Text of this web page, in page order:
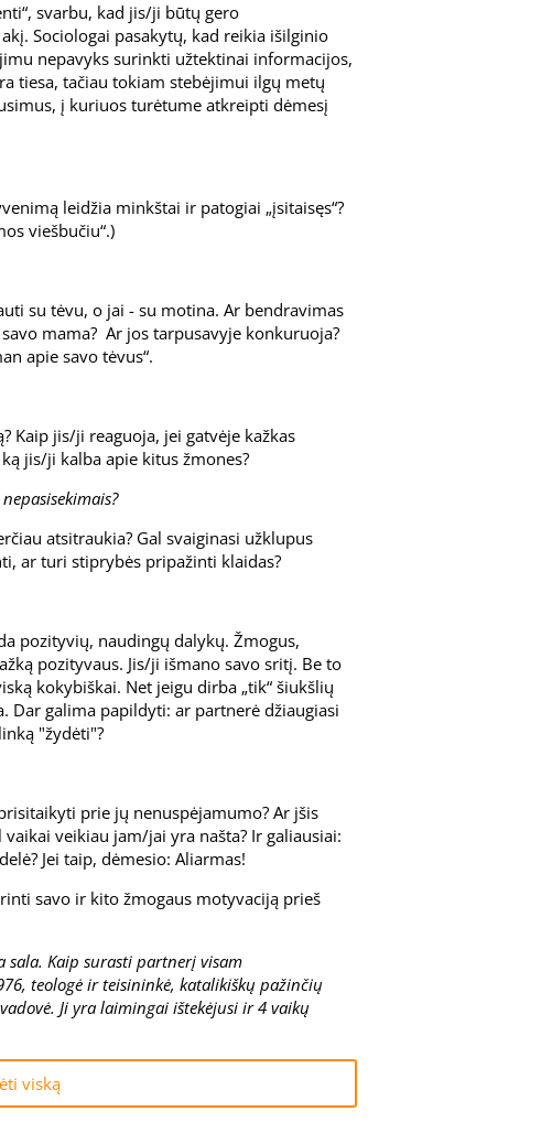
svarbu, kad jis/ji būtų gero
Sociologai pasakytų, kad reikia išilginio
nepavyks surinkti užtektinai informacijos,
tiesa, tačiau tokiam stebėjimui ilgų metų
į kuriuos turėtume atkreipti dėmesį
leidžia minkštai ir patogiai „įsitaisęs“?
viešbučiu“.)
su tėvu, o jai - su motina. Ar bendravimas
mama? Ar jos tarpusavyje konkuruoja?
apie savo tėvus“.
Kaip jis/ji reaguoja, jei gatvėje kažkas
jis/ji kalba apie kitus žmones?
atsitraukia? Gal svaiginasi užklupus
ar turi stiprybės pripažinti klaidas?
pozityvių, naudingų dalykų. Žmogus,
pozityvaus. Jis/ji išmano savo sritį. Be to
kokybiškai. Net jeigu dirba „tik“ šiukšlių
Dar galima papildyti: ar partnerė džiaugiasi
"žydėti"?
prie jų nenuspėjamumo? Ar jšis
veikiau jam/jai yra našta? Ir galiausiai:
Jei taip, dėmesio: Aliarmas!
savo ir kito žmogaus motyvaciją prieš
sala. Kaip surasti partnerį visam
teologė ir teisininkė, katalikiškų pažinčių
Ji yra laimingai ištekėjusi ir 4 vaikų
viską